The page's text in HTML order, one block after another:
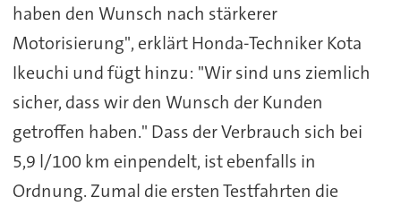
haben den Wunsch nach stärkerer
Motorisierung", erklärt Honda-Techniker Kota
Ikeuchi und fügt hinzu: "Wir sind uns ziemlich
sicher, dass wir den Wunsch der Kunden
getroffen haben." Dass der Verbrauch sich bei
5,9 l/100 km einpendelt, ist ebenfalls in
Ordnung. Zumal die ersten Testfahrten die